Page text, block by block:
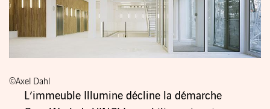
L’immeuble Illumine décline la démarche
©Axel Dahl